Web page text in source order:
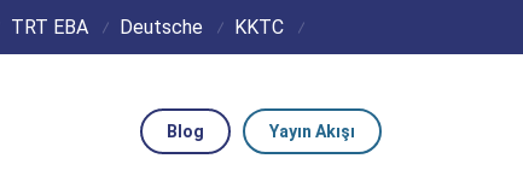
TRT EBA Deutsche KKTC
Yayın Akışı
Blog